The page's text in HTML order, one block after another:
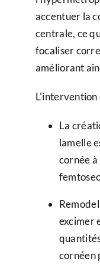
accentuer la
centrale, ce
focaliser
améliorant
L'intervention
La
lamelle
cornée
excimer
cornéen